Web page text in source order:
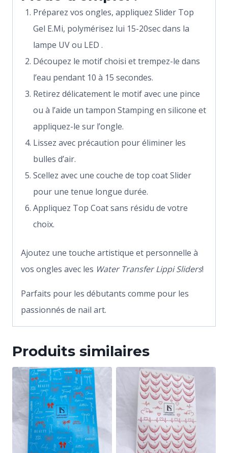
Préparez vos ongles, appliquez Slider Top
Gel E.Mi, polymérisez lui 15-20sec dans la
lampe UV ou LED .
Découpez le motif choisi et trempez-le dans
l’eau pendant 10 à 15 secondes.
Retirez délicatement le motif avec une pince
ou à l’aide un tampon Stamping en silicone et
appliquez-le sur l’ongle.
Lissez avec précaution pour éliminer les
bulles d’air.
Scellez avec une couche de top coat Slider
pour une tenue longue durée.
Appliquez Top Coat sans résidu de votre
choix.
Ajoutez une touche artistique et personnelle à
vos ongles avec les Water Transfer Lippi Sliders!
Parfaits pour les débutants comme pour les
passionnés de nail art.
Produits similaires